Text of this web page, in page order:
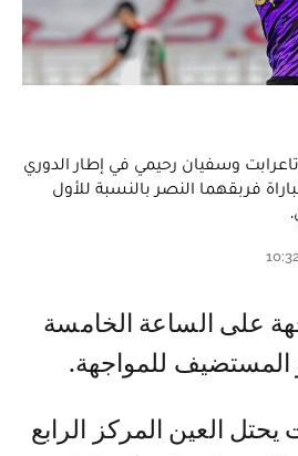
وسفيان رحيمي في إطار الدوري
فربقهما النصر بالنسبة للأول
للمواجهة.
العين المركز الرابع